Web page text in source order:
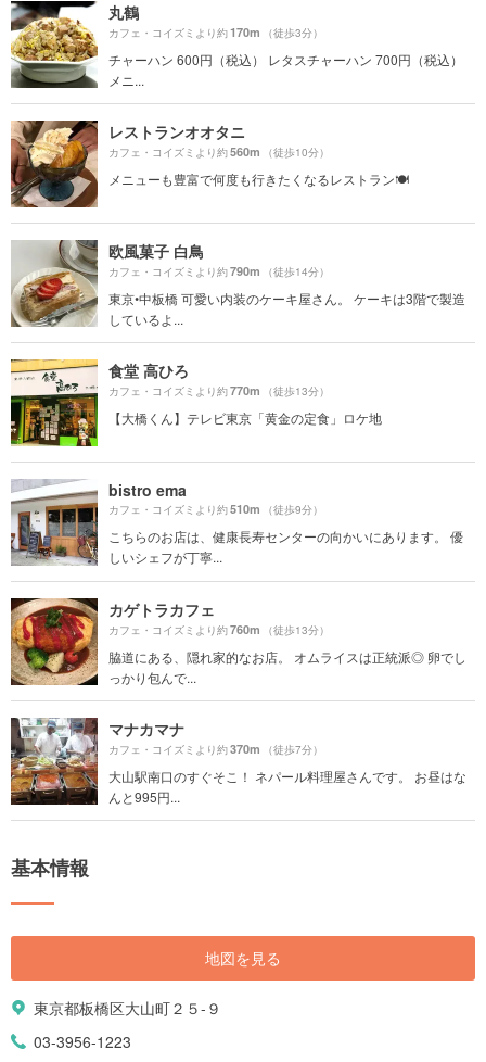
丸鶴
カフェ・コイズミより約170m （徒歩3分）
チャーハン 600円（税込） レタスチャーハン 700円（税込）
メニ...
レストランオオタニ
カフェ・コイズミより約560m （徒歩10分）
メニューも豊富で何度も行きたくなるレストラン🍽
欧風菓子 白鳥
カフェ・コイズミより約790m （徒歩14分）
東京•中板橋 可愛い内装のケーキ屋さん。 ケーキは3階で製造
しているよ...
食堂 高ひろ
カフェ・コイズミより約770m （徒歩13分）
【大橋くん】テレビ東京「黄金の定食」ロケ地
bistro ema
カフェ・コイズミより約510m （徒歩9分）
こちらのお店は、健康長寿センターの向かいにあります。 優
しいシェフが丁寧...
カゲトラカフェ
カフェ・コイズミより約760m （徒歩13分）
脇道にある、隠れ家的なお店。 オムライスは正統派◎ 卵でし
っかり包んで...
マナカマナ
カフェ・コイズミより約370m （徒歩7分）
大山駅南口のすぐそこ！ ネパール料理屋さんです。 お昼はな
んと995円...
基本情報
地図を見る
東京都板橋区大山町２５-９
03-3956-1223